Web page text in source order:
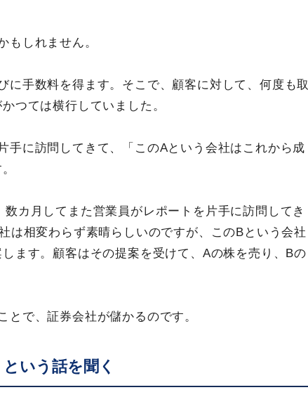
もしれません。
に手数料を得ます。そこで、顧客に対して、何度も取
つては横行していました。
手に訪問してきて、「このAという会社はこれから成
カ月してまた営業員がレポートを片手に訪問してき
は相変わらず素晴らしいのですが、このBという会社
ます。顧客はその提案を受けて、Aの株を売り、Bの
とで、証券会社が儲かるのです。
いう話を聞く